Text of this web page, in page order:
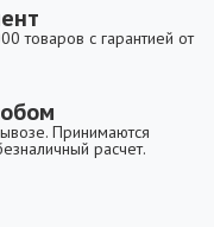
товаров с гарантией от
Принимаются
расчет.